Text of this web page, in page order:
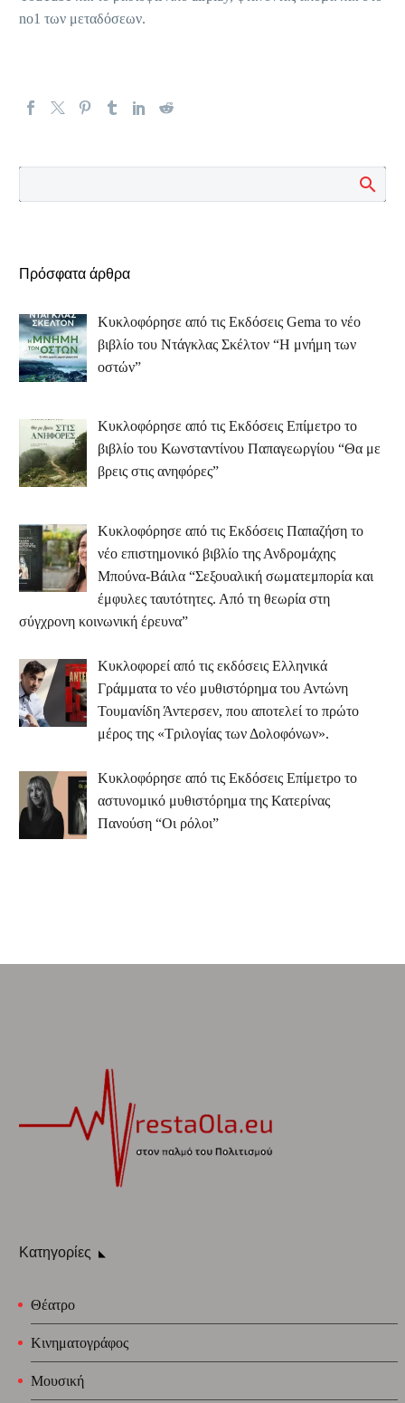
no1 των μεταδόσεων.
Πρόσφατα άρθρα
Κυκλοφόρησε από τις Εκδόσεις Gema το νέο
βιβλίο του Ντάγκλας Σκέλτον “Η μνήμη των
οστών”
Κυκλοφόρησε από τις Εκδόσεις Επίμετρο το
βιβλίο του Κωνσταντίνου Παπαγεωργίου “Θα με
βρεις στις ανηφόρες”
Κυκλοφόρησε από τις Εκδόσεις Παπαζήση το
νέο επιστημονικό βιβλίο της Ανδρομάχης
Μπούνα-Βάιλα “Σεξουαλική σωματεμπορία και
έμφυλες ταυτότητες. Από τη θεωρία στη
σύγχρονη κοινωνική έρευνα”
Κυκλοφορεί από τις εκδόσεις Ελληνικά
Γράμματα το νέο μυθιστόρημα του Αντώνη
Τουμανίδη Άντερσεν, που αποτελεί το πρώτο
μέρος της «Τριλογίας των Δολοφόνων».
Κυκλοφόρησε από τις Εκδόσεις Επίμετρο το
αστυνομικό μυθιστόρημα της Κατερίνας
Πανούση “Οι ρόλοι”
Κατηγορίες
Θέατρο
Κινηματογράφος
Μουσική